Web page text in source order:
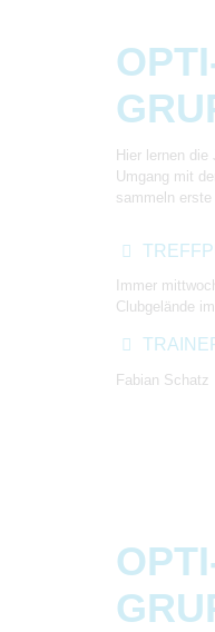
Hier lernen die
Umgang mit
sammeln erste
Immer
Clubgelände
Fabian Schatz